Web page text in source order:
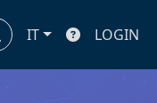
IT LOGIN